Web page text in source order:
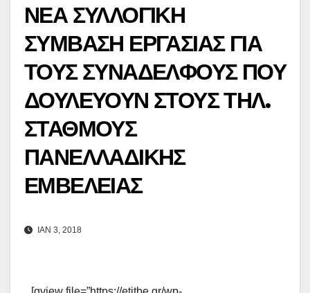
ΝΕΑ ΣΥΛΛΟΓΙΚΗ
ΣΥΜΒΑΣΗ ΕΡΓΑΣΙΑΣ ΓΙΑ
ΤΟΥΣ ΣΥΝΑΔΕΛΦΟΥΣ ΠΟΥ
ΔΟΥΛΕΥΟΥΝ ΣΤΟΥΣ ΤΗΛ.
ΣΤΑΘΜΟΥΣ
ΠΑΝΕΛΛΑΔΙΚΗΣ
ΕΜΒΕΛΕΙΑΣ
ΙΑΝ 3, 2018